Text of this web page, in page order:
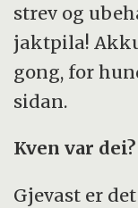
strev og
jaktpila!
gong, for
sidan.
Kven var dei?
Gjevast er